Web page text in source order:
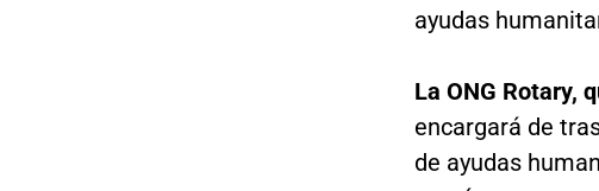
ayudas
La ONG Rotary,
encargará de
de ayudas